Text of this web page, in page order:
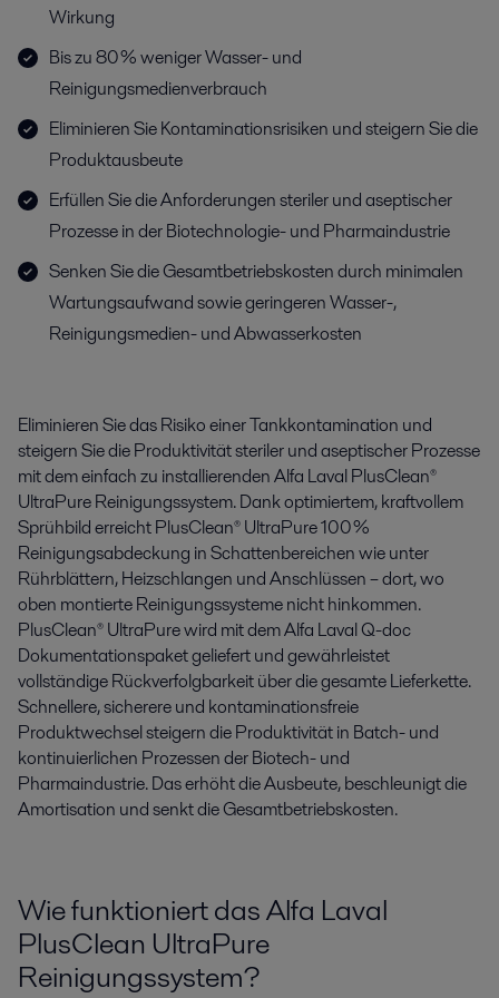
Wirkung
Bis zu 80 % weniger Wasser- und
Reinigungsmedienverbrauch
Eliminieren Sie Kontaminationsrisiken und steigern Sie die
Produktausbeute
Erfüllen Sie die Anforderungen steriler und aseptischer
Prozesse in der Biotechnologie- und Pharmaindustrie
Senken Sie die Gesamtbetriebskosten durch minimalen
Wartungsaufwand sowie geringeren Wasser-,
Reinigungsmedien- und Abwasserkosten
Eliminieren Sie das Risiko einer Tankkontamination und
steigern Sie die Produktivität steriler und aseptischer Prozesse
mit dem einfach zu installierenden Alfa Laval PlusClean®
UltraPure Reinigungssystem. Dank optimiertem, kraftvollem
Sprühbild erreicht PlusClean® UltraPure 100 %
Reinigungsabdeckung in Schattenbereichen wie unter
Rührblättern, Heizschlangen und Anschlüssen – dort, wo
oben montierte Reinigungssysteme nicht hinkommen.
PlusClean® UltraPure wird mit dem Alfa Laval Q-doc
Dokumentationspaket geliefert und gewährleistet
vollständige Rückverfolgbarkeit über die gesamte Lieferkette.
Schnellere, sicherere und kontaminationsfreie
Produktwechsel steigern die Produktivität in Batch- und
kontinuierlichen Prozessen der Biotech- und
Pharmaindustrie. Das erhöht die Ausbeute, beschleunigt die
Amortisation und senkt die Gesamtbetriebskosten.
Wie funktioniert das Alfa Laval
PlusClean UltraPure
Reinigungssystem?